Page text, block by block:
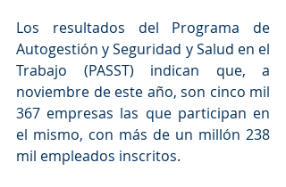
Los resultados del Programa de
Autogestión y Seguridad y Salud en el
Trabajo (PASST) indican que, a
noviembre de este año, son cinco mil
367 empresas las que participan en
el mismo, con más de un millón 238
mil empleados inscritos.